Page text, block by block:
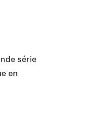
série
en